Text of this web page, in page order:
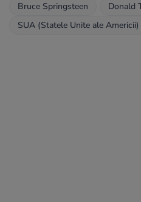
Bruce Springsteen
Donald
SUA (Statele Unite ale Americii)